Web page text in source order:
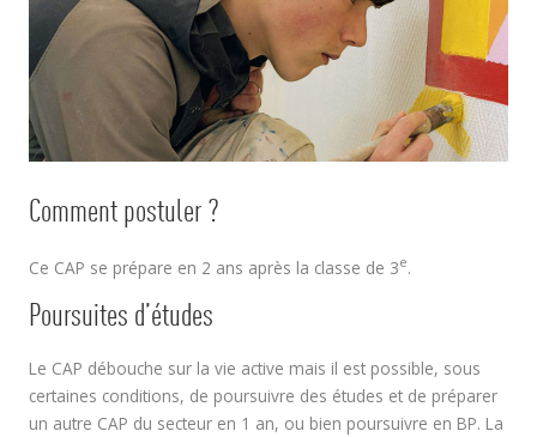
Comment postuler ?
Ce CAP se prépare en 2 ans après la classe de 3e.
Poursuites d’études
Le CAP débouche sur la vie active mais il est possible, sous
certaines conditions, de poursuivre des études et de préparer
un autre CAP du secteur en 1 an, ou bien poursuivre en BP. La